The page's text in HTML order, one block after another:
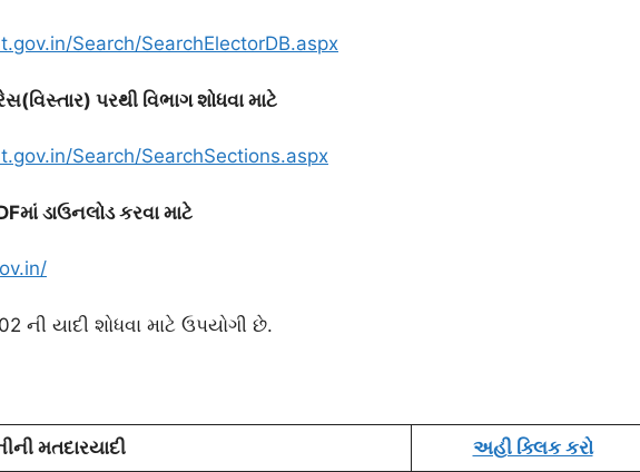
Search/SearchElectorDB.aspx
પરથી વિભાગ શોધવા માટે
Search/SearchSections.aspx
ડાઉનલોડ કરવા માટે
ની યાદી શોધવા માટે ઉપયોગી છે.
મતદારયાદી અહી ક્લિક કરો